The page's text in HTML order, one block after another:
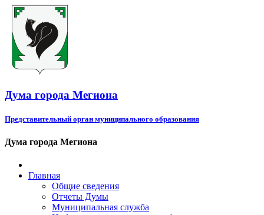
Дума города Мегиона
Представительный орган муниципального образования
Дума города Мегиона
Главная
Общие сведения
Отчеты Думы
Муниципальная служба